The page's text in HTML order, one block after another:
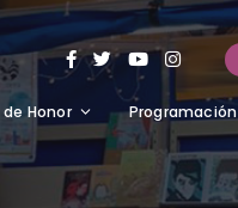
Honor Programación